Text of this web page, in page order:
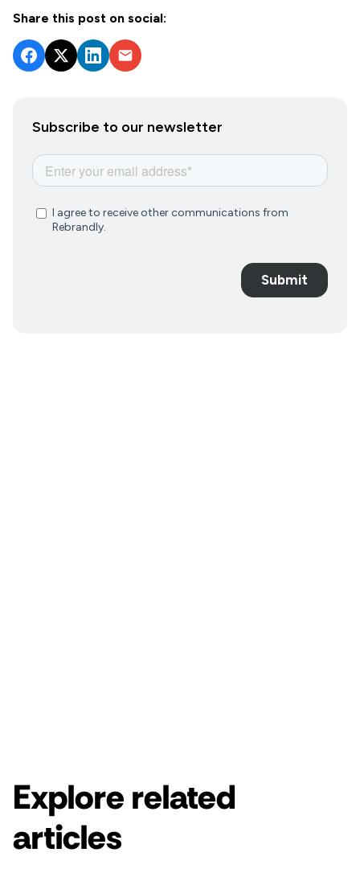
Share this post on social:
Subscribe to our newsletter
Explore related
articles